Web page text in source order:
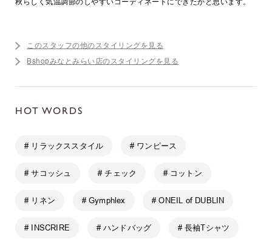
秋らしく気温調節のしやすいコーディネートにできたかと思います。
このスタッフの他のスタイリングを見る
Bshopみなとみらい店のスタイリングを見る
HOT WORDS
# リラックススタイル # ワンピース
# サコッシュ # チェック # コットン
# リネン # Gymphlex # ONEIL of DUBLIN
# INSCRIRE # ハンドバッグ # 長袖Tシャツ